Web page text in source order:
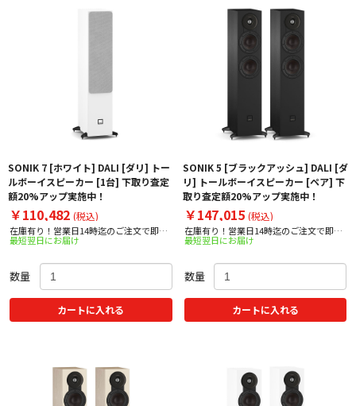
SONIK 7 [ホワイト] DALI [ダリ] トー
ルボーイスピーカー [1台] 下取り査定
額20%アップ実施中！
￥110,482 (税込)
在庫有り！営業日14時迄のご注文で即日
出荷！
最短翌日にお届け
数量
カートに入れる
SONIK 5 [ブラックアッシュ] DALI [ダ
リ] トールボーイスピーカー [ペア] 下
取り査定額20%アップ実施中！
￥147,015 (税込)
在庫有り！営業日14時迄のご注文で即日
出荷！
最短翌日にお届け
数量
カートに入れる